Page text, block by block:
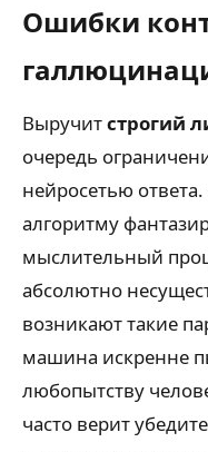
Ошибки
Выручитстрогий
очередь
нейросетью
алгоритму
мыслительный
абсолютно
возникают такие
машина искренне
любопытству
часто верит